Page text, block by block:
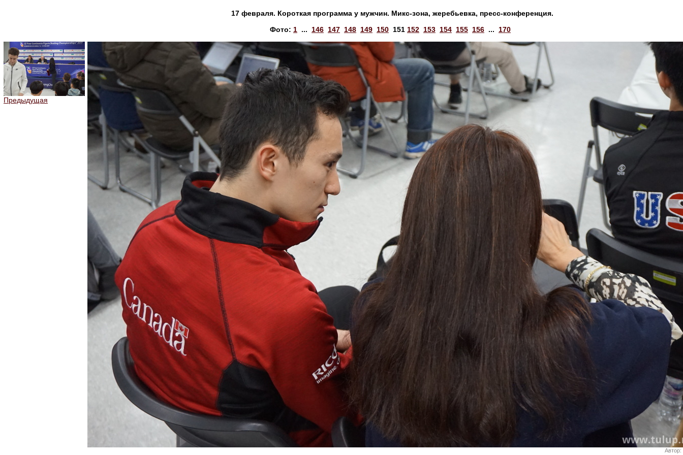
17 февраля. Короткая программа у мужчин. Микс-зона, жеребьевка, пресс-конференция.
Фото: 1 ... 146 147 148 149 150 151 152 153 154 155 156 ... 170
Предыдущая
Автор: